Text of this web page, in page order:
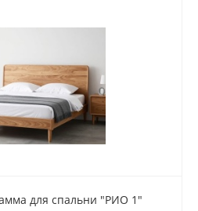
для спальни "РИО 1"